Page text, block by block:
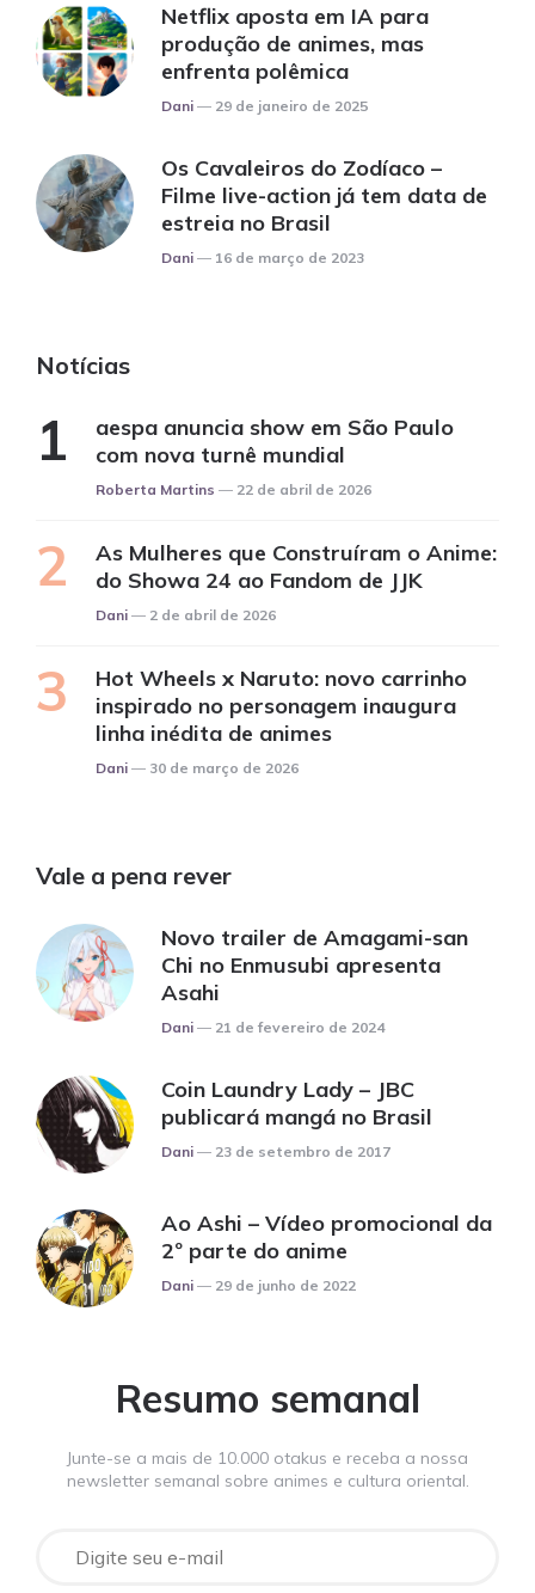
Netflix aposta em IA para
produção de animes, mas
enfrenta polêmica
Posted
Dani 29 de janeiro de 2025
Os Cavaleiros do Zodíaco –
Filme live-action já tem data de
estreia no Brasil
Posted
Dani 16 de março de 2023
Notícias
aespa anuncia show em São Paulo
com nova turnê mundial
Posted
Roberta Martins 22 de abril de 2026
As Mulheres que Construíram o Anime:
do Showa 24 ao Fandom de JJK
Posted
Dani 2 de abril de 2026
Hot Wheels x Naruto: novo carrinho
inspirado no personagem inaugura
linha inédita de animes
Posted
Dani 30 de março de 2026
Vale a pena rever
Novo trailer de Amagami-san
Chi no Enmusubi apresenta
Asahi
Posted
Dani 21 de fevereiro de 2024
Coin Laundry Lady – JBC
publicará mangá no Brasil
Posted
Dani 23 de setembro de 2017
Ao Ashi – Vídeo promocional da
2º parte do anime
Posted
Dani 29 de junho de 2022
Resumo semanal
Junte-se a mais de 10.000 otakus e receba a nossa
newsletter semanal sobre animes e cultura oriental.